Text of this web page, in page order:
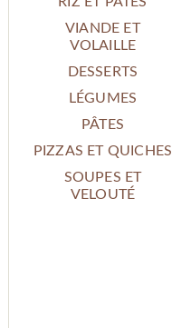
VIANDE ET
VOLAILLE
DESSERTS
LÉGUMES
PÂTES
PIZZAS ET QUICHES
SOUPES ET
VELOUTÉ